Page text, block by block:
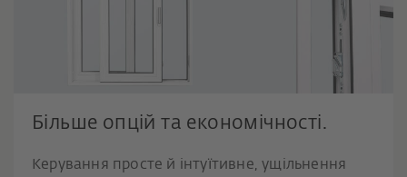
Більше опцій та економічності.
Керування просте й інтуїтивне, ущільнення